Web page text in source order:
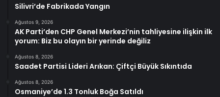
Silivri’de Fabrikada Yangın
Ağustos 9, 2026
AK Parti’den CHP Genel Merkezi’nin tahliyesine ilişkin ilk
yorum: Biz bu olayın bir yerinde değiliz
Ağustos 8, 2026
Saadet Partisi Lideri Arıkan: Çiftçi Büyük Sıkıntıda
Ağustos 8, 2026
Osmaniye’de 1.3 Tonluk Boğa Satıldı